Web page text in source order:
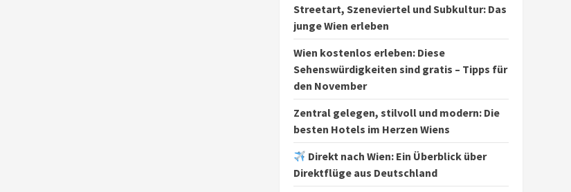
Streetart, Szeneviertel und Subkultur: Das
junge Wien erleben
Wien kostenlos erleben: Diese
Sehenswürdigkeiten sind gratis – Tipps für
den November
Zentral gelegen, stilvoll und modern: Die
besten Hotels im Herzen Wiens
Direkt nach Wien: Ein Überblick über
Direktflüge aus Deutschland